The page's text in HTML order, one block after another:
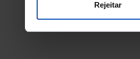
Rejeitar